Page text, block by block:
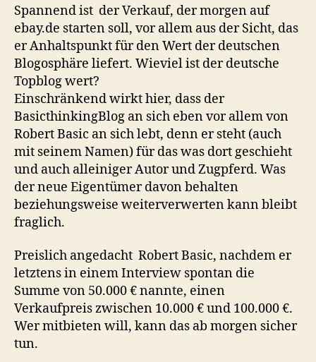
Spannend ist der Verkauf, der morgen auf
ebay.de starten soll, vor allem aus der Sicht, das
er Anhaltspunkt für den Wert der deutschen
Blogosphäre liefert. Wieviel ist der deutsche
Topblog wert?
Einschränkend wirkt hier, dass der
BasicthinkingBlog an sich eben vor allem von
Robert Basic an sich lebt, denn er steht (auch
mit seinem Namen) für das was dort geschieht
und auch alleiniger Autor und Zugpferd. Was
der neue Eigentümer davon behalten
beziehungsweise weiterverwerten kann bleibt
fraglich.
Preislich angedacht Robert Basic, nachdem er
letztens in einem Interview spontan die
Summe von 50.000 € nannte, einen
Verkaufpreis zwischen 10.000 € und 100.000 €.
Wer mitbieten will, kann das ab morgen sicher
tun.